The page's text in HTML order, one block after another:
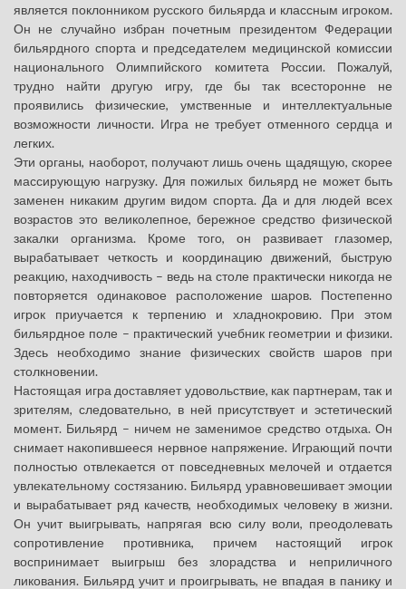
является поклонником русского бильярда и классным игроком.
Он не случайно избран почетным президентом Федерации
бильярдного спорта и председателем медицинской комиссии
национального Олимпийского комитета России. Пожалуй,
трудно найти другую игру, где бы так всесторонне не
проявились физические, умственные и интеллектуальные
возможности личности. Игра не требует отменного сердца и
легких.
Эти органы, наоборот, получают лишь очень щадящую, скорее
массирующую нагрузку. Для пожилых бильярд не может быть
заменен никаким другим видом спорта. Да и для людей всех
возрастов это великолепное, бережное средство физической
закалки организма. Кроме того, он развивает глазомер,
вырабатывает четкость и координацию движений, быструю
реакцию, находчивость – ведь на столе практически никогда не
повторяется одинаковое расположение шаров. Постепенно
игрок приучается к терпению и хладнокровию. При этом
бильярдное поле – практический учебник геометрии и физики.
Здесь необходимо знание физических свойств шаров при
столкновении.
Настоящая игра доставляет удовольствие, как партнерам, так и
зрителям, следовательно, в ней присутствует и эстетический
момент. Бильярд – ничем не заменимое средство отдыха. Он
снимает накопившееся нервное напряжение. Играющий почти
полностью отвлекается от повседневных мелочей и отдается
увлекательному состязанию. Бильярд уравновешивает эмоции
и вырабатывает ряд качеств, необходимых человеку в жизни.
Он учит выигрывать, напрягая всю силу воли, преодолевать
сопротивление противника, причем настоящий игрок
воспринимает выигрыш без злорадства и неприличного
ликования. Бильярд учит и проигрывать, не впадая в панику и